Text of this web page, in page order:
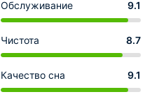
Обслуживание 9.1
Чистота 8.7
Качество сна 9.1